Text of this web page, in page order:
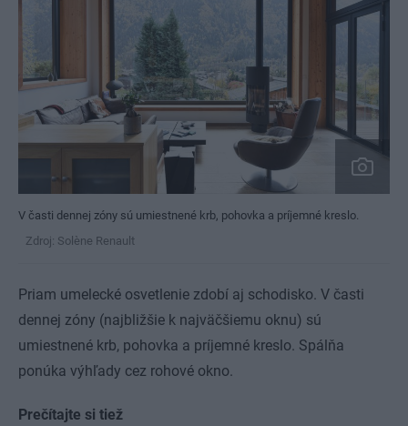
V časti dennej zóny sú umiestnené krb, pohovka a príjemné kreslo.
Zdroj: Solène Renault
Priam umelecké osvetlenie zdobí aj schodisko. V časti
dennej zóny (najbližšie k najväčšiemu oknu) sú
umiestnené krb, pohovka a príjemné kreslo. Spálňa
ponúka výhľady cez rohové okno.
Prečítajte si tiež